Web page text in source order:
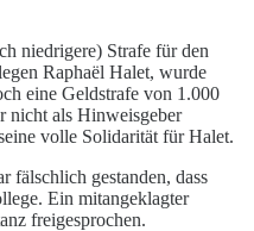
niedrigere) Strafe für den
Raphaël Halet, wurde
eine Geldstrafe von 1.000
nicht als Hinweisgeber
volle Solidarität für Halet.
fälschlich gestanden, dass
Ein mitangeklagter
freigesprochen.